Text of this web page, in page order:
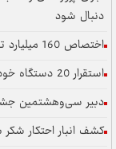
دنبال شود
اختصاص 160 میلیارد تومان تسهیلات مشاغل خانگی به استان کرمانشاه
استقرار 20 دستگاه خودپرداز و 5 بانک در مرز خسروی
دبیر سی‌وهشتمین
کشف انبار احتکار شکر به ارزش 40